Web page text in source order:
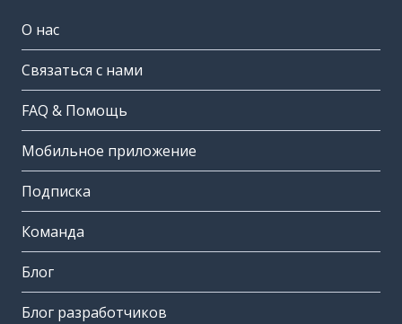
О нас
Связаться с нами
FAQ & Помощь
Мобильное приложение
Подписка
Команда
Блог
Блог разработчиков